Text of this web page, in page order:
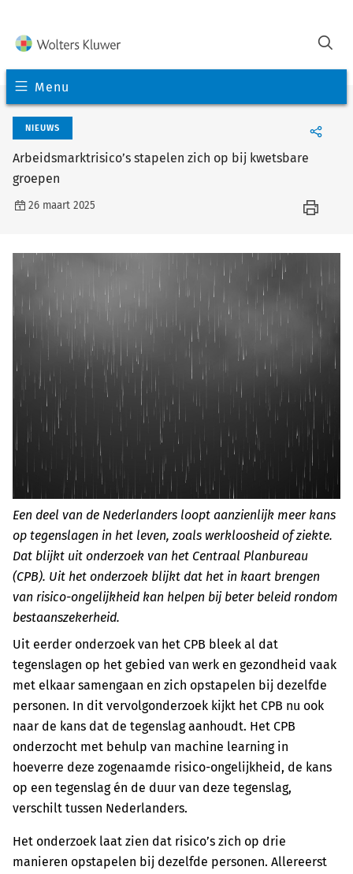
Menu
NIEUWS
Arbeidsmarktrisico’s stapelen zich op bij kwetsbare
groepen
26 maart 2025
Een deel van de Nederlanders loopt aanzienlijk meer kans
op tegenslagen in het leven, zoals werkloosheid of ziekte.
Dat blijkt uit onderzoek van het Centraal Planbureau
(CPB). Uit het onderzoek blijkt dat het in kaart brengen
van risico-ongelijkheid kan helpen bij beter beleid rondom
bestaanszekerheid.
Uit eerder onderzoek van het CPB bleek al dat
tegenslagen op het gebied van werk en gezondheid vaak
met elkaar samengaan en zich opstapelen bij dezelfde
personen. In dit vervolgonderzoek kijkt het CPB nu ook
naar de kans dat de tegenslag aanhoudt. Het CPB
onderzocht met behulp van machine learning in
hoeverre deze zogenaamde risico-ongelijkheid, de kans
op een tegenslag én de duur van deze tegenslag,
verschilt tussen Nederlanders.
Het onderzoek laat zien dat risico’s zich op drie
manieren opstapelen bij dezelfde personen. Allereerst